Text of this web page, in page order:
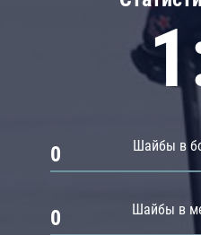
Шайбы в
0
Шайбы в
0